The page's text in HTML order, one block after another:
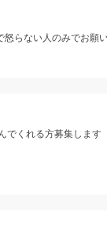
らない人のみでお
でくれる方募集し